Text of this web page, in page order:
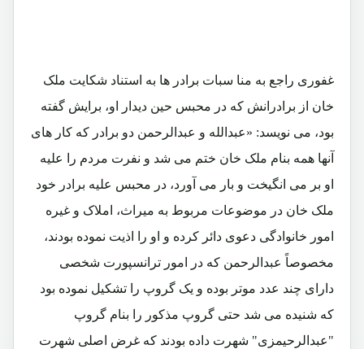
غفوری راجع به منا سبات برادر ها به استناد شکایت ملک
خان از برادرانش که در محبس حین دیدار او، برایش گفته
بود، می نویسد: «عبدالله و عبدالرحمن دو برادر که کار های
آنها همه بنام ملک خان ختم می شد و نفرت مردم را علیه
او بر می انگیخت و بار می آورد، در محبس علیه برادر خود
ملک خان در موضوعات مربوط به میراث، املاک و غیره
امور خانوادگی دعوی دائر کرده و او را اذیت نموده بودند،
مخصوصاً عبدالرحمن که در امور ترانسپورت شخصی
دارای چند عدد موتر بوده و یک گروپ را تشکیل نموده بود
که شنیده می شد حتی گروپ مذکور را بنام گروپ
"عبدالرحیمزی" شهرت داده بودند که غرض اصلی شهرت